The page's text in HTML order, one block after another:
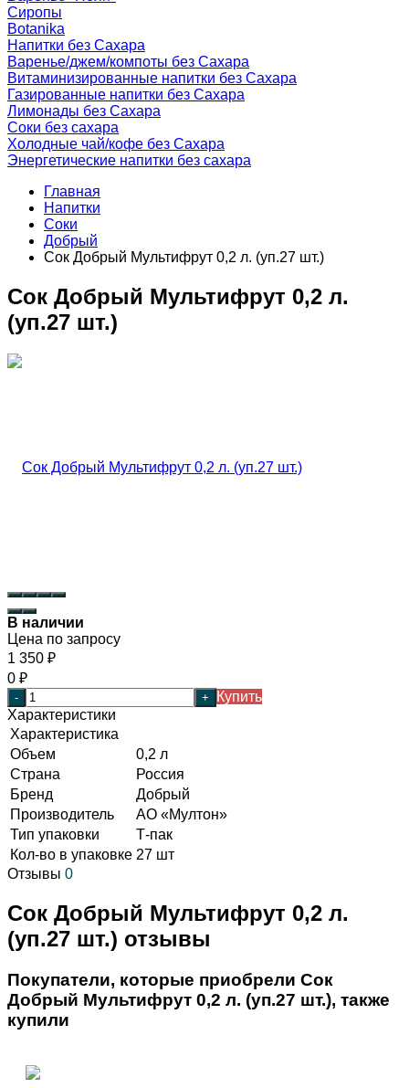
Сиропы
Botanika
Напитки без Сахара
Варенье/джем/компоты без Сахара
Витаминизированные напитки без Сахара
Газированные напитки без Сахара
Лимонады без Сахара
Соки без сахара
Холодные чай/кофе без Сахара
Энергетические напитки без сахара
Главная
Напитки
Соки
Добрый
Сок Добрый Мультифрут 0,2 л. (уп.27 шт.)
Сок Добрый Мультифрут 0,2 л.
(уп.27 шт.)
В наличии
Цена по запросу
1 350 ₽
0 ₽
- +
Купить
Характеристики
Характеристика
Объем
0,2 л
Страна
Россия
Бренд
Добрый
Производитель
АО «Мултон»
Тип упаковки
Т-пак
Кол-во в упаковке 27 шт
Отзывы 0
Сок Добрый Мультифрут 0,2 л.
(уп.27 шт.) отзывы
Покупатели, которые приобрели Сок
Добрый Мультифрут 0,2 л. (уп.27 шт.), также
купили